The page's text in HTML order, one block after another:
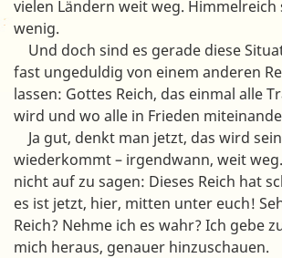
vielen Ländern weit weg. Himmelreich
wenig.
Und doch sind es gerade diese
fast ungeduldig von einem anderen
lassen: Gottes Reich, das einmal alle
wird und wo alle in Frieden
Ja gut, denkt man jetzt, das wird
wiederkommt – irgendwann, weit
nicht auf zu sagen: Dieses Reich hat
es ist jetzt, hier, mitten unter euch!
Reich? Nehme ich es wahr? Ich gebe
mich heraus, genauer hinzuschauen.